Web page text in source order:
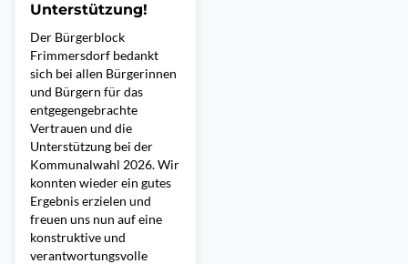
Unterstützung!
Der Bürgerblock
Frimmersdorf bedankt
sich bei allen Bürgerinnen
und Bürgern für das
entgegengebrachte
Vertrauen und die
Unterstützung bei der
Kommunalwahl 2026. Wir
konnten wieder ein gutes
Ergebnis erzielen und
freuen uns nun auf eine
konstruktive und
verantwortungsvolle